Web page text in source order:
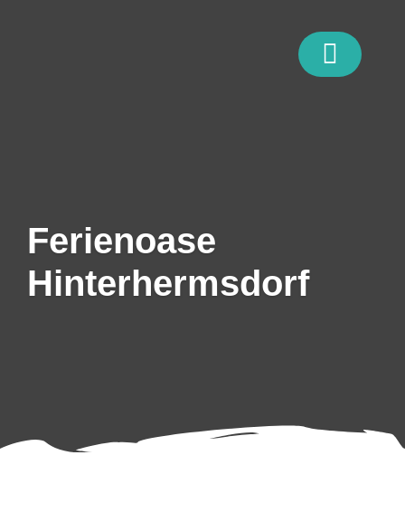
Ferienoase
Hinterhermsdorf